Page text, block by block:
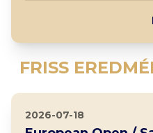
FRISS
2026-07-18